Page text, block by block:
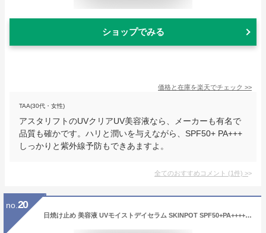
ショップでみる
価格と在庫を楽天でチェック >>
TAA(30代・女性)
アスタリフトのUVクリアUV美容液なら、メーカーも有名で
品質も確かです。ハリと潤いを与えながら、SPF50+ PA+++
しっかりと紫外線予防もできあますよ。
全てのおすすめコメント (1件) >
no. 20
日焼け止め 美容液 UVモイストデイセラム SKINPOT SPF50+PA++++ 国内最高水準値 プロテオグリカン 配合 塗り重ねても 白浮きしない 化粧下地にも 潤い 乾燥しない UV美容液 日焼け止め美容液 高SPF 艶肌 紫外線予防